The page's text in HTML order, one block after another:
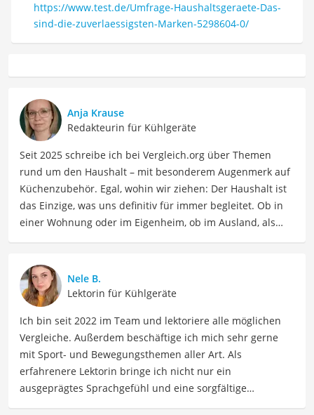
https://www.test.de/Umfrage-Haushaltsgeraete-Das-
sind-die-zuverlaessigsten-Marken-5298604-0/
Anja Krause
Redakteurin für Kühlgeräte
Seit 2025 schreibe ich bei Vergleich.org über Themen
rund um den Haushalt – mit besonderem Augenmerk auf
Küchenzubehör. Egal, wohin wir ziehen: Der Haushalt ist
das Einzige, was uns definitiv für immer begleitet. Ob in
einer Wohnung oder im Eigenheim, ob im Ausland, als
Erfahrung heraus berichte ich über Produkte und
Lösungen, die den Alltag erleichtern und praktische
Helfer für Küche und Haushalt bieten.
Der Midea-Kühlschrank-Vergleich ist aus unserer Sicht
besonders empfehlenswert fürHaushaltskundenund
Familien.
Nele B.
Lektorin für Kühlgeräte
Ich bin seit 2022 im Team und lektoriere alle möglichen
Vergleiche. Außerdem beschäftige ich mich sehr gerne
mit Sport- und Bewegungsthemen aller Art. Als
erfahrenere Lektorin bringe ich nicht nur ein
ausgeprägtes Sprachgefühl und eine sorgfältige